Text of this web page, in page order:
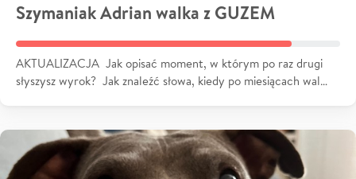
Szymaniak Adrian walka z GUZEM
AKTUALIZACJA Jak opisać moment, w którym po raz drugi
słyszysz wyrok? Jak znaleźć słowa, kiedy po miesiącach wal…